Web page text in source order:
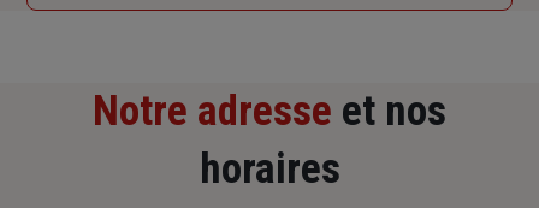
Notre adresse et nos
horaires